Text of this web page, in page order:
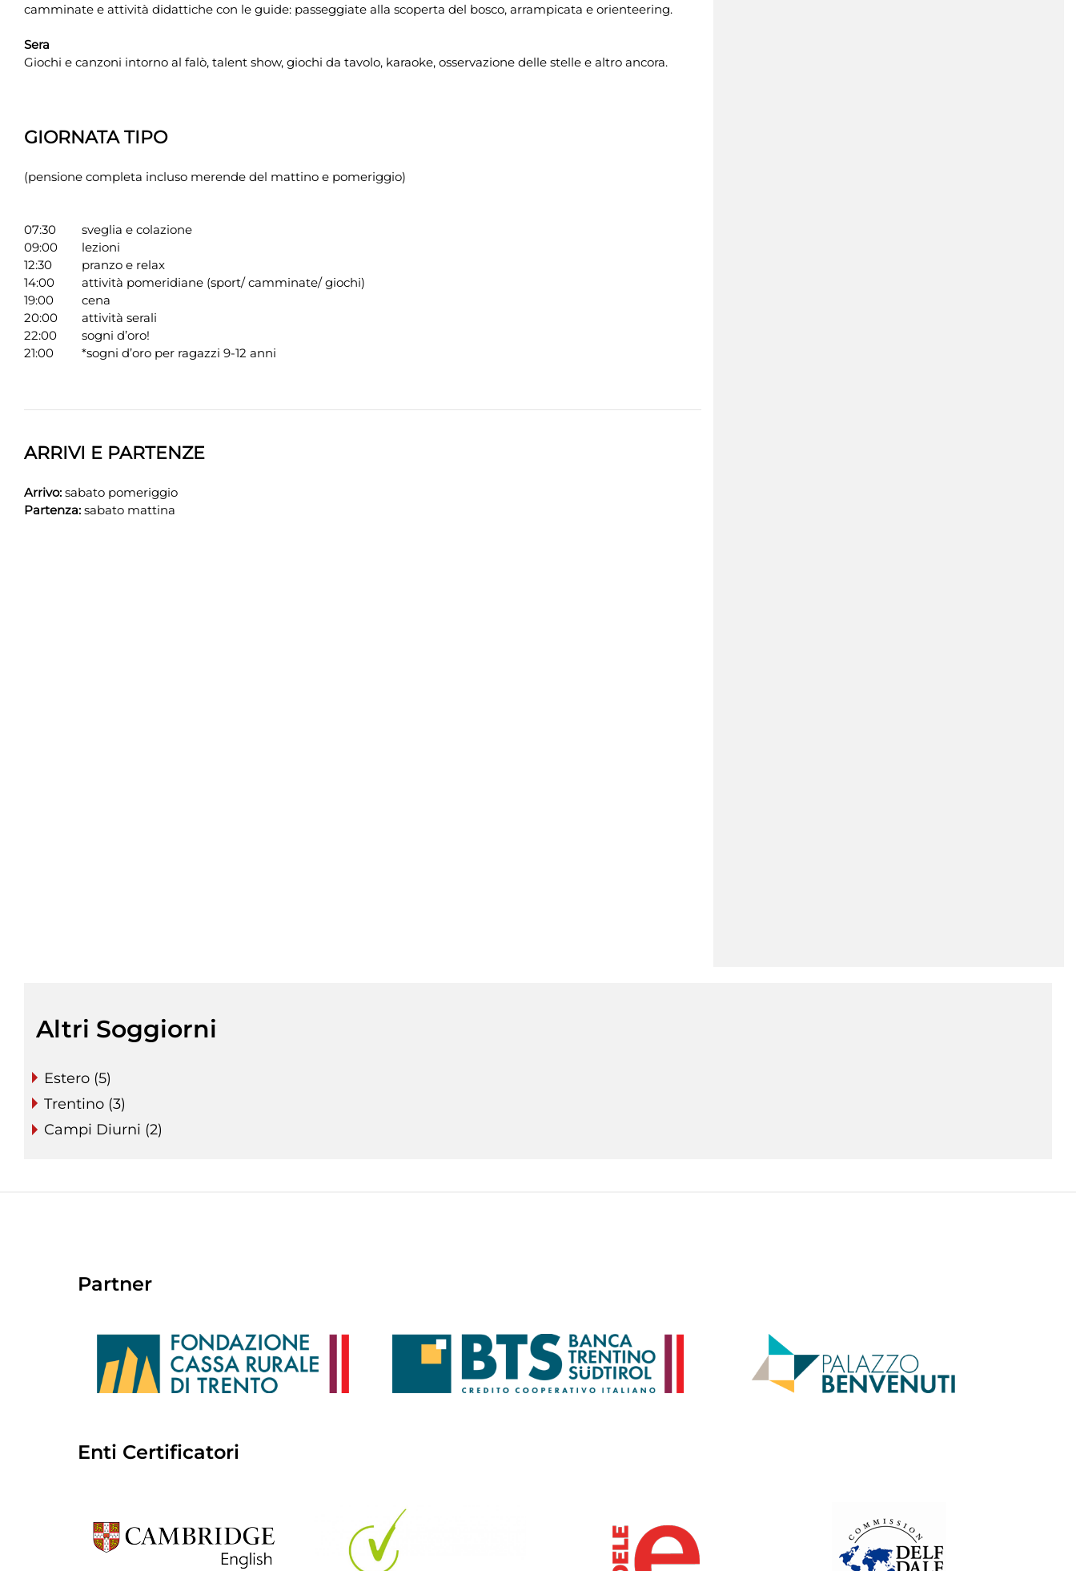
camminate e attività didattiche con le guide: passeggiate alla scoperta del bosco, arrampicata e orienteering.
Sera
Giochi e canzoni intorno al falò, talent show, giochi da tavolo, karaoke, osservazione delle stelle e altro ancora.
GIORNATA TIPO
(pensione completa incluso merende del mattino e pomeriggio)
07:30
09:00
12:30
14:00
19:00
20:00
22:00
21:00
sveglia e colazione
lezioni
pranzo e relax
attività pomeridiane (sport/ camminate/ giochi)
cena
attività serali
sogni d’oro!
*sogni d’oro per ragazzi 9-12 anni
ARRIVI E PARTENZE
Arrivo: sabato pomeriggio
Partenza: sabato mattina
Altri Soggiorni
Estero (5)
Trentino (3)
Campi Diurni (2)
Partner
Enti Certificatori